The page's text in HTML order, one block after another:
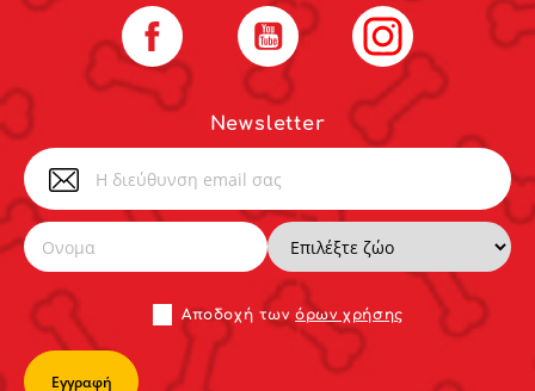
Newsletter
Αποδoχή τωνόρων χρήσης
Facebook YouTube Instagram